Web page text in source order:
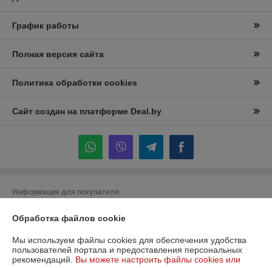
График работы
Полная версия сайта
Политика обработки cookies
Сайт создан на платформе Deal.by
Информация для покупателя
"Лидана"
комната 9
Регистрационный номер ЕГР: 193732228
Обработка файлов cookie
Мы используем файлы cookies для обеспечения удобства
пользователей портала и предоставления персональных
рекомендаций. Вы можете настроить файлы cookies или